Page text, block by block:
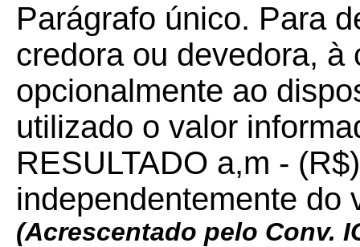
Parágrafo único. Para
credora ou devedora, à
opcionalmente ao
utilizado o valor
RESULTADO a,m -
independentemente do
(Acrescentado pelo Conv.